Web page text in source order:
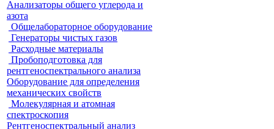
Анализаторы общего углерода и
азота
Общелабораторное оборудование
Генераторы чистых газов
Расходные материалы
Пробоподготовка для
рентгеноспектрального анализа
Оборудование для определения
механических свойств
Молекулярная и атомная
спектроскопия
Рентгеноспектральный анализ